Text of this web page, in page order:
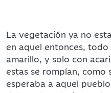
La vegetación ya no
en aquel entonces,
amarillo, y solo con
estas se rompían, como
esperaba a aquel